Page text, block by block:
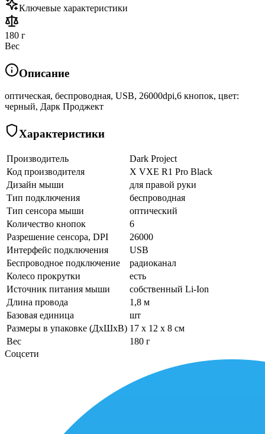
Ключевые характеристики
180 г
Вес
Описание
оптическая, беспроводная, USB, 26000dpi,6 кнопок, цвет:
черный, Дарк Проджект
Характеристики
Производитель
Dark Project
Код производителя
X VXE R1 Pro Black
Дизайн мыши
для правой руки
Тип подключения
беспроводная
Тип сенсора мыши
оптический
Количество кнопок
6
Разрешение сенсора, DPI
26000
Интерфейс подключения
USB
Беспроводное подключение
радиоканал
Колесо прокрутки
есть
Источник питания мыши
собственный Li-Ion
Длина провода
1,8 м
Базовая единица
шт
Размеры в упаковке (ДхШхВ) 17 x 12 x 8 см
Вес
180 г
Соцсети